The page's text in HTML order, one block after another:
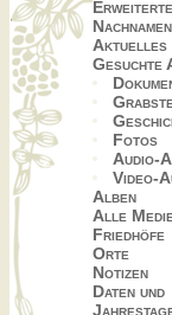
Nachnamen
Aktuelles
Gesuchte
Fotos
Audio-
Video-
Alben
Alle
Friedhöfe
Orte
Notizen
Daten und